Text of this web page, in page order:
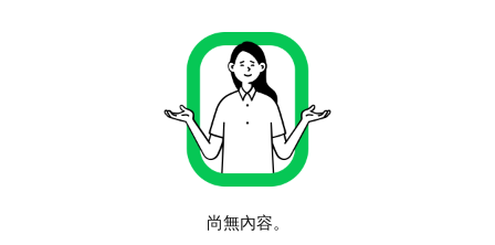
尚無內容。